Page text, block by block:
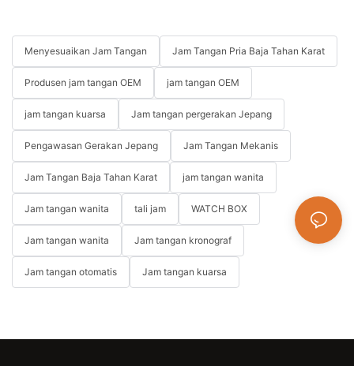
Menyesuaikan Jam Tangan Jam Tangan Pria Baja Tahan Karat
Produsen jam tangan OEM jam tangan OEM
jam tangan kuarsa Jam tangan pergerakan Jepang
Pengawasan Gerakan Jepang Jam Tangan Mekanis
Jam Tangan Baja Tahan Karat jam tangan wanita
Jam tangan wanita tali jam WATCH BOX
Jam tangan wanita Jam tangan kronograf
Jam tangan otomatis Jam tangan kuarsa